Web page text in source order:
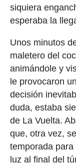
siquiera
esperaba la
Unos minutos
maletero del
animándole y
le provocaron
decisión
duda, estaba
de La Vuelta.
que, otra vez,
temporada
luz al final del